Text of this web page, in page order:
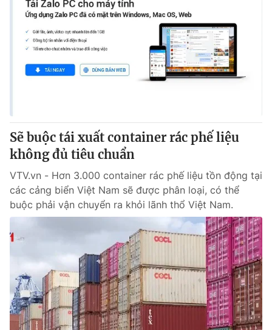
Sẽ buộc tái xuất container rác phế liệu
không đủ tiêu chuẩn
VTV.vn - Hơn 3.000 container rác phế liệu tồn động tại
các cảng biển Việt Nam sẽ được phân loại, có thể
buộc phải vận chuyển ra khỏi lãnh thổ Việt Nam.